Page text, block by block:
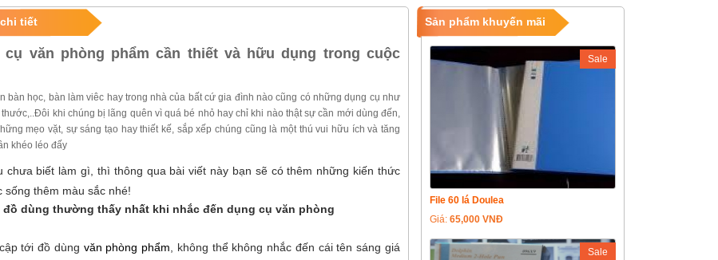
tiết
cụ văn phòng phẩm cần thiết và hữu dụng trong cuộc
bàn học, bàn làm viêc hay trong nhà của bất cứ gia đình nào cũng có những dụng cụ như
thước,..Đôi khi chúng bị lãng quên vì quá bé nhỏ hay chỉ khi nào thật sự cần mới dùng đến,
mẹo vặt, sự sáng tạo hay thiết kế, sắp xếp chúng cũng là một thú vui hữu ích và tăng
khéo léo đấy
chưa biết làm gì, thì thông qua bài viết này bạn sẽ có thêm những kiến thức
sống thêm màu sắc nhé!
đồ dùng thường thấy nhất khi nhắc đến dụng cụ văn phòng
tới đồ dùng văn phòng phẩm , không thể không nhắc đến cái tên sáng giá
Sản phẩm khuyến mãi
Sale
File 60 lá Doulea
Giá: 65,000 VNĐ
Sale